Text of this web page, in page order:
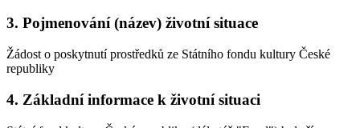
3. Pojmenování (název) životní situace
Žádost o poskytnutí prostředků ze Státního fondu kultury České
republiky
4. Základní informace k životní situaci